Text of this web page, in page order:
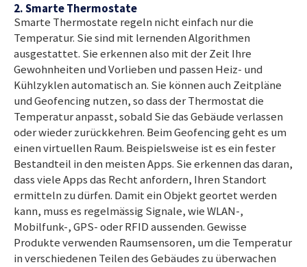
2. Smarte Thermostate
Smarte Thermostate regeln nicht einfach nur die
Temperatur. Sie sind mit lernenden Algorithmen
ausgestattet. Sie erkennen also mit der Zeit Ihre
Gewohnheiten und Vorlieben und passen Heiz- und
Kühlzyklen automatisch an. Sie können auch Zeitpläne
und Geofencing nutzen, so dass der Thermostat die
Temperatur anpasst, sobald Sie das Gebäude verlassen
oder wieder zurückkehren. Beim Geofencing geht es um
einen virtuellen Raum. Beispielsweise ist es ein fester
Bestandteil in den meisten Apps. Sie erkennen das daran,
dass viele Apps das Recht anfordern, Ihren Standort
ermitteln zu dürfen. Damit ein Objekt geortet werden
kann, muss es regelmässig Signale, wie WLAN-,
Mobilfunk-, GPS- oder RFID aussenden. Gewisse
Produkte verwenden Raumsensoren, um die Temperatur
in verschiedenen Teilen des Gebäudes zu überwachen